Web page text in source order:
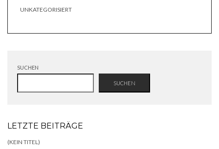
UNKATEGORISIERT
SUCHEN
SUCHEN
LETZTE BEITRÄGE
(KEIN TITEL)